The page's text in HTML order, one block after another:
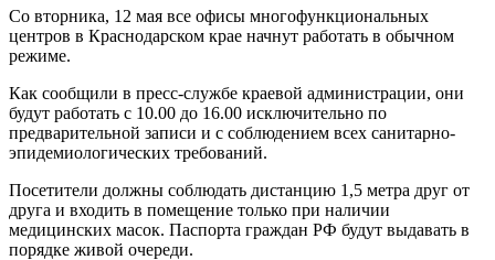
Со вторника, 12 мая все офисы многофункциональных
центров в Краснодарском крае начнут работать в обычном
режиме.
Как сообщили в пресс-службе краевой администрации, они
будут работать с 10.00 до 16.00 исключительно по
предварительной записи и с соблюдением всех санитарно-
эпидемиологических требований.
Посетители должны соблюдать дистанцию 1,5 метра друг от
друга и входить в помещение только при наличии
медицинских масок. Паспорта граждан РФ будут выдавать в
порядке живой очереди.